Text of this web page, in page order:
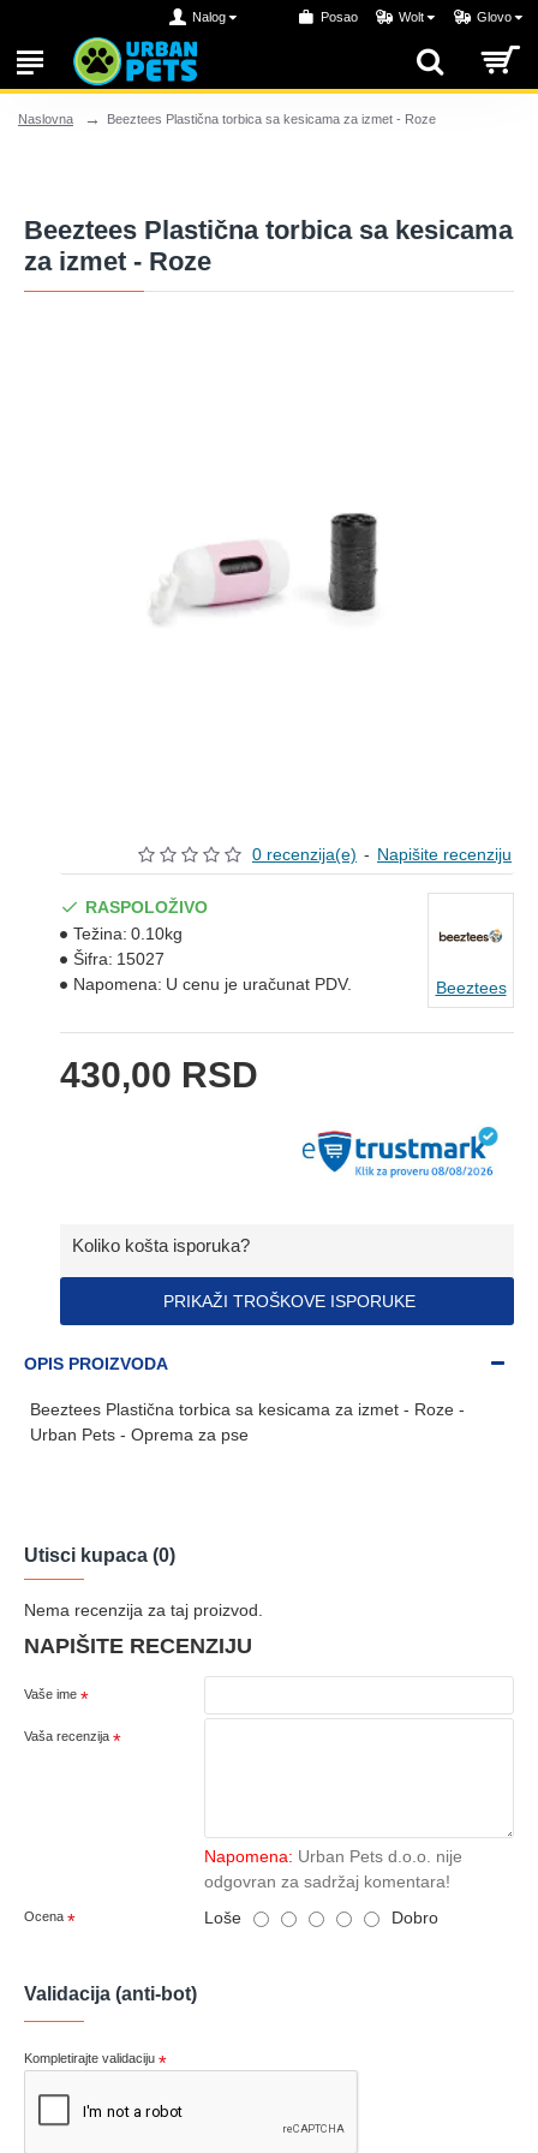
Nalog Posao Wolt Glovo
Naslovna Beeztees Plastična torbica sa kesicama za izmet - Roze
Beeztees Plastična torbica sa kesicama
za izmet - Roze
0 recenzija(e) - Napišite recenziju
430,00 RSD
RASPOLOŽIVO
Težina: 0.10kg
Šifra: 15027
Napomena: U cenu je uračunat PDV. Beeztees
Koliko košta isporuka?
PRIKAŽI TROŠKOVE ISPORUKE
OPIS PROIZVODA
Beeztees Plastična torbica sa kesicama za izmet - Roze -
Urban Pets - Oprema za pse
Utisci kupaca (0)
Nema recenzija za taj proizvod.
NAPIŠITE RECENZIJU
Vaše ime
Vaša recenzija
Napomena: Urban Pets d.o.o. nije
odgovran za sadržaj komentara!
Ocena Loše Dobro
Validacija (anti-bot)
Kompletirajte validaciju